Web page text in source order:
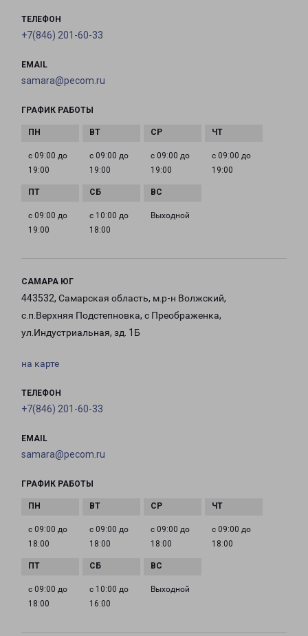
ТЕЛЕФОН
+7(846) 201-60-33
EMAIL
samara@pecom.ru
ГРАФИК РАБОТЫ
с 09:00 до
19:00
с 09:00 до
19:00
с 09:00 до
19:00
с 09:00 до
19:00
с 09:00 до
19:00
с 10:00 до
18:00
Выходной
САМАРА ЮГ
443532, Самарская область, м.р-н Волжский,
с.п.Верхняя Подстепновка, с Преображенка,
ул.Индустриальная, зд. 1Б
на карте
ТЕЛЕФОН
+7(846) 201-60-33
EMAIL
samara@pecom.ru
ГРАФИК РАБОТЫ
с 09:00 до
18:00
с 09:00 до
18:00
с 09:00 до
18:00
с 09:00 до
18:00
с 09:00 до
18:00
с 10:00 до
16:00
Выходной